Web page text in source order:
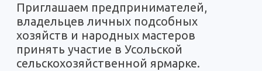
Приглашаем предпринимателей,
владельцев личных подсобных
хозяйств и народных мастеров
принять участие в Усольской
сельскохозяйственной ярмарке.